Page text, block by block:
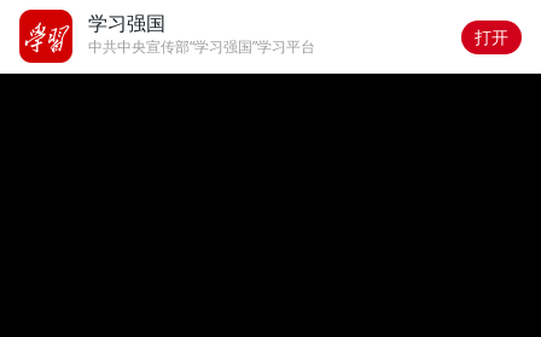
学习强国
中共中央宣传部“学习强国”学习平台 打开